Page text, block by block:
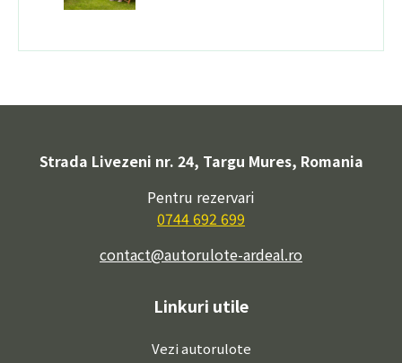
Strada Livezeni nr. 24, Targu Mures, Romania
Pentru rezervari
0744 692 699
contact@autorulote-ardeal.ro
Linkuri utile
Vezi autorulote